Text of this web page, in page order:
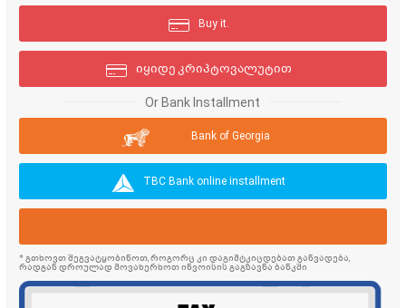
Buy it.
იყიდე კრიპტოვალუტით
Or Bank Installment
Bank of Georgia
TBC Bank online installment
* გთხოვთ შეგვატყობინოთ, როგორც კი დაგიმტკიცდებათ განვადება,
რადგან დროულად მოვახერხოთ ინვოისის გაგზავნა ბანკში